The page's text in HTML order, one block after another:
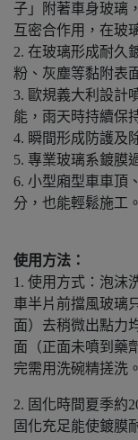
子」附著車身玻璃
互密合作用，在玻
2. 在玻璃形成耐久
粉、灰塵等黏附表
3. 歐規義大利設計
能，雨天時持續保
4. 瞬間形成防護及
5. 專業玻璃系鍍膜
6. 小型廂型車車頂
分，也能輕鬆施工。
使用方法：
1. 使用方式：泡沫
車半片前擋風玻璃
面）去稍微出點力
面（正面未噴到藥
完需用洗碗精搓洗
2. 固化時間夏季約
固化充足能使鍍膜